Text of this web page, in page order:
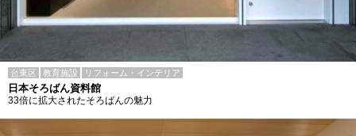
台東区 教育施設 リフォーム・インテリア
日本そろばん資料館
33倍に拡大されたそろばんの魅力